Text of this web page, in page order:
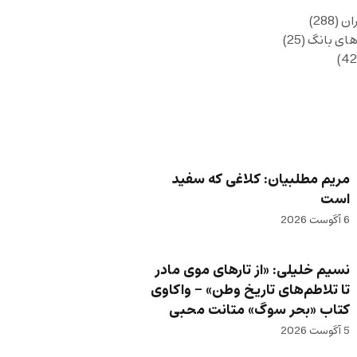
(288)
بانگ(25)
مریم مطلبیان: کلاغی که سفید
است
6 آگوست 2026
نسیم خلیلی: «از تارهای موی مادر
تا تلاطم‌های تاریخ وطن» – واکاوی
کتاب «بحر سوگ» متانت محبی
5 آگوست 2026